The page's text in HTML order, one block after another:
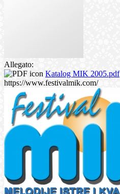
Allegato:
Katalog MIK 2005.pdf
https://www.festivalmik.com/